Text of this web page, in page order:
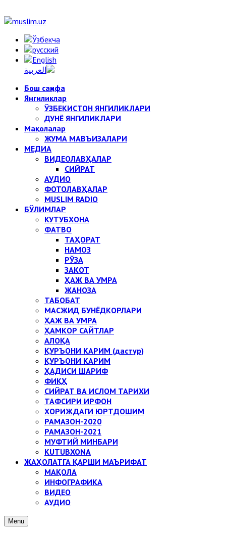
Бош саҳифа
Янгиликлар
ЎЗБЕКИСТОН ЯНГИЛИКЛАРИ
ДУНЁ ЯНГИЛИКЛАРИ
Мақолалар
ЖУМА МАВЪИЗАЛАРИ
МЕДИА
ВИДЕОЛАВҲАЛАР
СИЙРАТ
АУДИО
ФОТОЛАВҲАЛАР
MUSLIM RADIO
БЎЛИМЛАР
КУТУБХОНА
ФАТВО
ТАҲОРАТ
НАМОЗ
РЎЗА
ЗАКОТ
ҲАЖ ВА УМРА
ЖАНОЗА
ТАБОБАТ
МАСЖИД БУНЁДКОРЛАРИ
ҲАЖ ВА УМРА
ҲАМКОР САЙТЛАР
АЛОҚА
ҚУРЪОНИ КАРИМ (дастур)
ҚУРЪОНИ КАРИМ
ҲАДИСИ ШАРИФ
ФИҚҲ
СИЙРАТ ВА ИСЛОМ ТАРИХИ
ТАФСИРИ ИРФОН
ХОРИЖДАГИ ЮРТДОШИМ
РАМАЗОН-2020
РАМАЗОН-2021
МУФТИЙ МИНБАРИ
KUTUBXONA
ЖАҲОЛАТГА ҚАРШИ МАЪРИФАТ
МАҚОЛА
ИНФОГРАФИКА
ВИДЕО
АУДИО
Menu